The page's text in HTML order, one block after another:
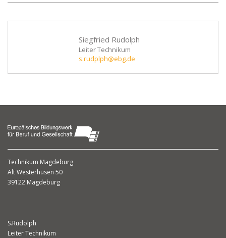
Siegfried Rudolph
Leiter Technikum
s.rudplph@ebg.de
Technikum Magdeburg
Alt Westerhüsen 50
39122 Magdeburg
S.Rudolph
Leiter Technikum